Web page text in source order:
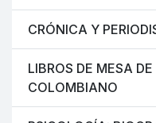
CRÓNICA Y
LIBROS DE MESA
COLOMBIANO